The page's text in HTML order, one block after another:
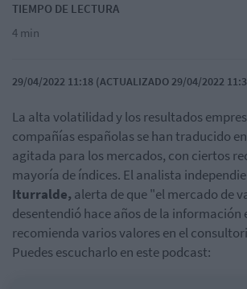
TIEMPO DE LECTURA
4 min
29/04/2022 11:18 (ACTUALIZADO 29/04/2022
La alta volatilidad y los resultados
compañías españolas se han traducido
agitada para los mercados, con ciertos
mayoría de índices. El analista
Iturralde, alerta de que "el mercado de
desentendió hace años de la
recomienda varios valores en el
Puedes escucharlo en este podcast: